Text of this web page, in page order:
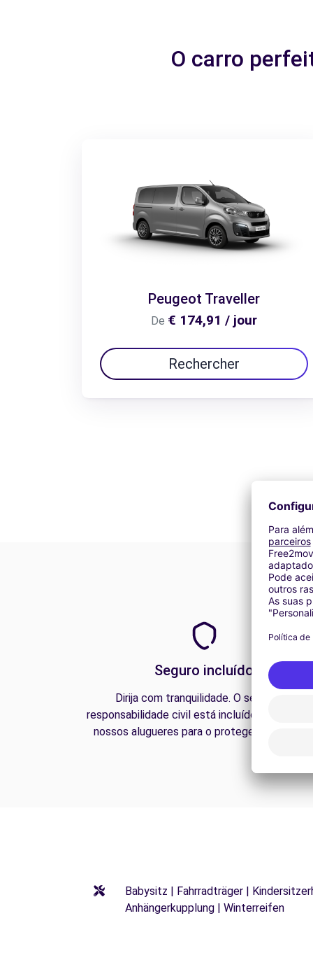
O carro
Peugeot Traveller
De € 174,91 / jour
Rechercher
Seguro incluído
Dirija com tranquilidade. O seguro de
responsabilidade civil está incluído em todos
nossos alugueres para o proteger na
Babysitz | Fahrradträger |
Anhängerkupplung | Winterreifen